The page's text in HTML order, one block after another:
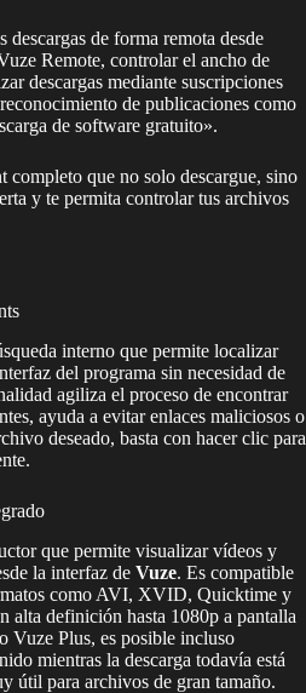
de forma remota desde
Remote, controlar el ancho de
descargas mediante suscripciones
de publicaciones como
de software gratuito».
completo que no solo descargue, sino
y te permita controlar tus archivos
interno que permite localizar
del programa sin necesidad de
agiliza el proceso de encontrar
ayuda a evitar enlaces maliciosos o
deseado, basta con hacer clic para
que permite visualizar vídeos y
la interfaz de Vuze. Es compatible
como AVI, XVID, Quicktime y
alta definición hasta 1080p a pantalla
Vuze Plus, es posible incluso
mientras la descarga todavía está
útil para archivos de gran tamaño.